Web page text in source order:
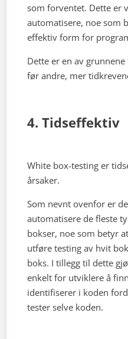
som forventet. Dette er
automatisere, noe som
effektiv form for
Dette er en av
før andre, mer
4. Tidseffektiv
White box-testing er
årsaker.
Som nevnt ovenfor er
automatisere de fleste
bokser, noe som betyr
utføre testing av hvit
boks. I tillegg til dette
enkelt for utviklere å
identifiserer i koden
tester selve koden.